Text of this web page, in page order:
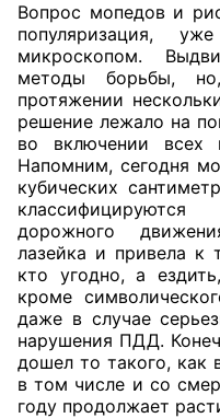
Вопрос мопедов и
популяризация,
микроскопом.
методы борьбы,
протяжении
решение лежало на
во включении всех
Напомним, сегодня
кубических
дорожного
лазейка и привела к
кто угодно, а
кроме
даже в случае
нарушения ПДД.
дошел то такого, как
в том числе и со
году продолжает